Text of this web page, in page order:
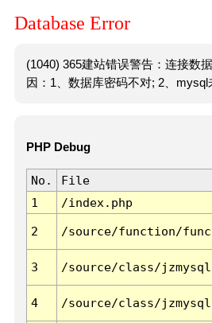
Database Error
(1040) 365建站错误警告：连接数
因：1、数据库密码不对; 2、mysql
PHP Debug
No. File
1
/index.php
2 /source/function/
3 /source/class/
4 /source/class/